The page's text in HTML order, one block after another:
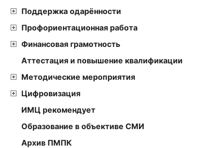
Поддержка одарённости
Профориентационная работа
Финансовая грамотность
Аттестация и повышение квалификации
Методические мероприятия
Цифровизация
ИМЦ рекомендует
Образование в объективе СМИ
Архив ПМПК